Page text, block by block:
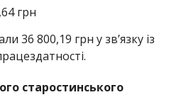
грн
36 800,19 грн у звʼязку із
старостинського